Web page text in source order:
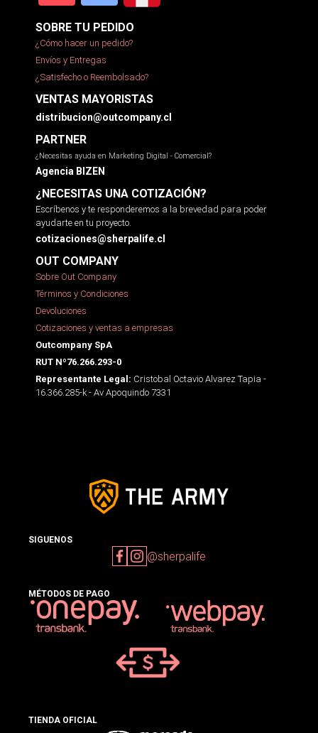
SOBRE TU PEDIDO
¿Cómo hacer un pedido?
Envíos y Entregas
¿Satisfecho o Reembolsado?
VENTAS MAYORISTAS
distribucion@outcompany.cl
PARTNER
¿Necesitas ayuda en Marketing Digital - Comercial?
Agencia BIZEN
¿NECESITAS UNA COTIZACIÓN?
Escríbenos y te responderemos a la brevedad para poder
ayudarte en tu proyecto.
cotizaciones@sherpalife.cl
OUT COMPANY
Sobre Out Company
Términos y Condiciones
Devoluciones
Cotizaciones y ventas a empresas
Outcompany SpA
RUT Nº76.266.293-0
Representante Legal: Cristobal Octavio Alvarez Tapia -
16.366.285-k - Av Apoquindo 7331
SIGUENOS
@sherpalife
MÉTODOS DE PAGO
TIENDA OFICIAL